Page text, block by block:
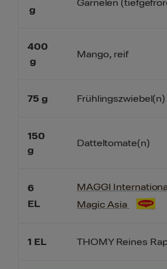
g
400
g
75 g
150
g
6
EL
1 EL
Garnelen
Mango, reif
Frühlingszwiebel(n)
Datteltomate(n)
MAGGI
Magic Asia
THOMY Reines